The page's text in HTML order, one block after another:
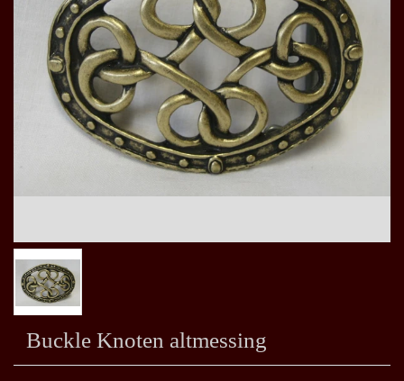
Buckle Knoten altmessing